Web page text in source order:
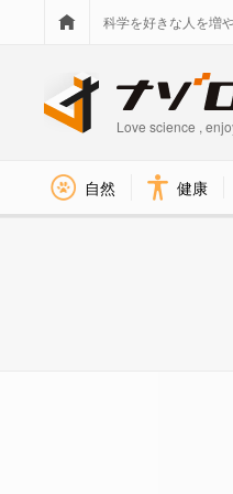
科学を好きな人を増
Love science ,
自然 健康